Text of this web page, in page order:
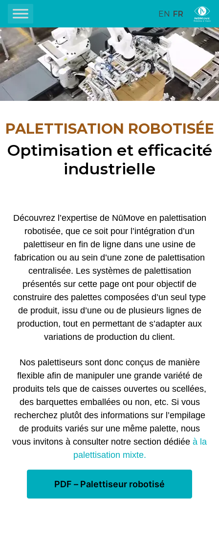
EN FR
PALETTISATION ROBOTISÉE
Optimisation et efficacité
industrielle
Découvrez l’expertise de NūMove en palettisation
robotisée, que ce soit pour l’intégration d’un
palettiseur en fin de ligne dans une usine de
fabrication ou au sein d’une zone de palettisation
centralisée. Les systèmes de palettisation
présentés sur cette page ont pour objectif de
construire des palettes composées d’un seul type
de produit, issu d’une ou de plusieurs lignes de
production, tout en permettant de s’adapter aux
variations de production du client.
Nos palettiseurs sont donc conçus de manière
flexible afin de manipuler une grande variété de
produits tels que de caisses ouvertes ou scellées,
des barquettes emballées ou non, etc. Si vous
recherchez plutôt des informations sur l’empilage
de produits variés sur une même palette, nous
vous invitons à consulter notre section dédiée à la
palettisation mixte.
PDF – Palettiseur robotisé